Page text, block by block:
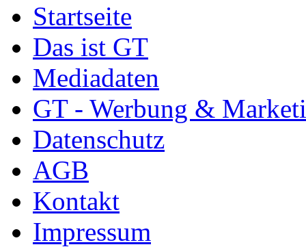
Startseite
Das ist GT
Mediadaten
GT - Werbung &
Datenschutz
AGB
Kontakt
Impressum